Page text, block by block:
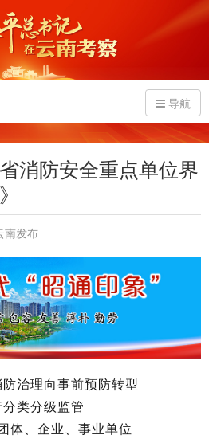
导航
消防安全重点单位界
南发布
治理向事前预防转型
类分级监管
体、企业、事业单位